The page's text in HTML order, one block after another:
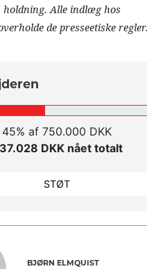
holdning. Alle indlæg hos
de presseetiske regler.
45% af 750.000 DKK
DKK nået totalt
STØT
BJØRN ELMQUIST